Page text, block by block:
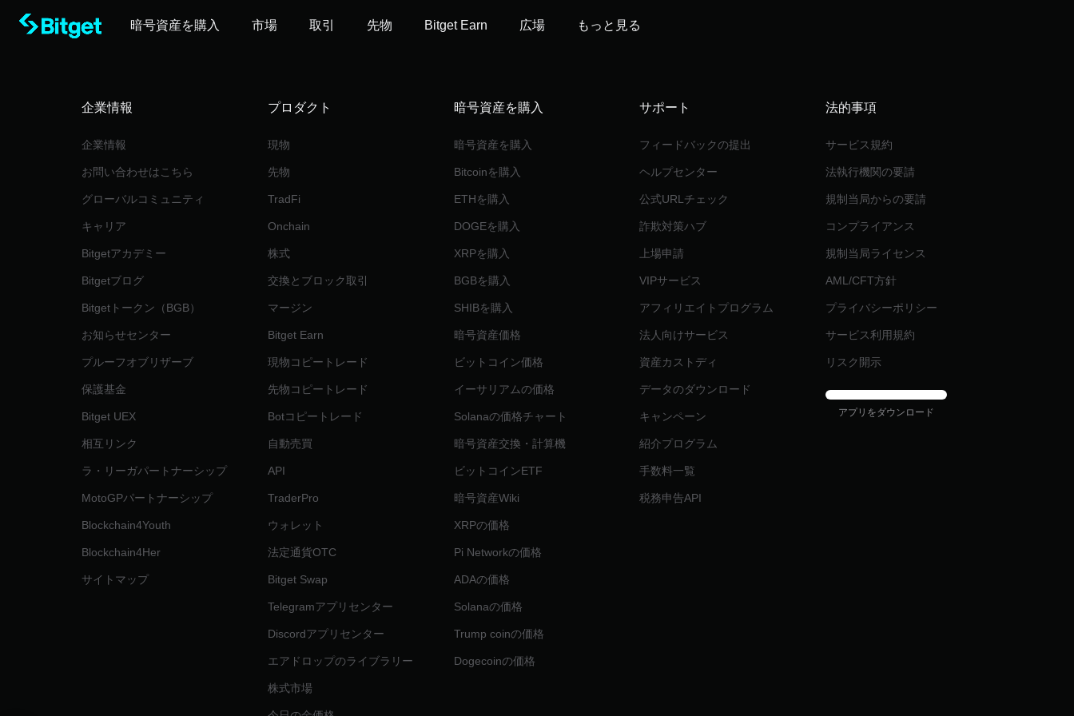
暗号資産を購入 市場 取引 先物 Bitget Earn 広場 もっと見る
企業情報
企業情報
‌お問い合わせはこちら
グローバルコミュニティ
キャリア
Bitgetアカデミー
Bitgetブログ
Bitgetトークン（BGB）
お知らせセンター
プルーフオブリザーブ
保護基金
Bitget UEX
相互リンク
ラ・リーガパートナーシップ
MotoGPパートナーシップ
Blockchain4Youth
Blockchain4Her
サイトマップ
‌プロダクト
現物
先物
TradFi
Onchain
株式
交換とブロック取引
マージン
Bitget Earn
現物コピートレード
先物コピートレード
Botコピートレード
自動売買
API
TraderPro
ウォレット
法定通貨OTC
Bitget Swap
Telegramアプリセンター
Discordアプリセンター
エアドロップのライブラリー
株式市場
暗号資産を購入
暗号資産を購入
Bitcoinを購入
ETHを購入
DOGEを購入
XRPを購入
BGBを購入
SHIBを購入
暗号資産価格
ビットコイン価格
イーサリアムの価格
Solanaの価格チャート
暗号資産交換・計算機
ビットコインETF
暗号資産Wiki
XRPの価格
Pi Networkの価格
ADAの価格
Solanaの価格
Trump coinの価格
Dogecoinの価格
サポート
フィードバックの提出
ヘルプセンター
公式URLチェック
詐欺対策ハブ
上場申請
VIPサービス
アフィリエイトプログラム
法人向けサービス
資産カストディ
データのダウンロード
キャンペーン
紹介プログラム
手数料一覧
税務申告API
法的事項
サービス規約
法執行機関の要請
規制当局からの要請
コンプライアンス
規制当局ライセンス
AML/CFT方針
プライバシーポリシー
サービス利用規約
リスク開示
アプリをダウンロード